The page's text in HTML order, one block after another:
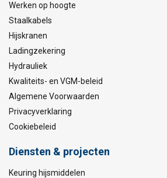
Werken op hoogte
Staalkabels
Hijskranen
Ladingzekering
Hydrauliek
Kwaliteits- en VGM-beleid
Algemene Voorwaarden
Privacyverklaring
Cookiebeleid
Diensten & projecten
Keuring hijsmiddelen